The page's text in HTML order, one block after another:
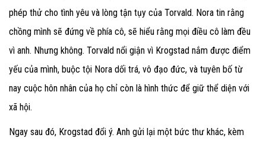
phép thử cho tình yêu và lòng tận tụy của Torvald. Nora tin rằng
chồng mình sẽ đứng về phía cô, sẽ hiểu rằng mọi điều cô làm đều
vì anh. Nhưng không. Torvald nổi giận vì Krogstad nắm được điểm
yếu của mình, buộc tội Nora dối trá, vô đạo đức, và tuyên bố từ
nay cuộc hôn nhân của họ chỉ còn là hình thức để giữ thể diện với
xã hội.
Ngay sau đó, Krogstad đổi ý. Anh gửi lại một bức thư khác, kèm